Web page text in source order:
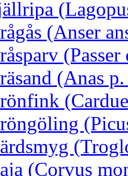
(Anser
(Anas
(Corvus